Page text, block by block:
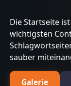
Die Startseite
wichtigsten
sauber
Galerie